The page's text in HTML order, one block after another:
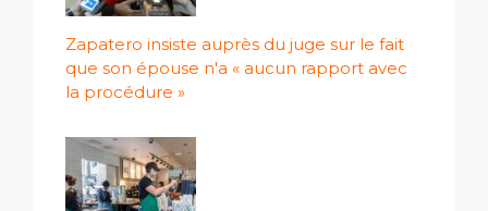
Zapatero insiste auprès du juge sur le fait
que son épouse n'a « aucun rapport avec
la procédure »